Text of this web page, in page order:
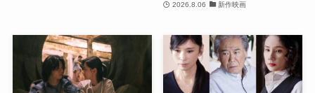
2026.8.06 新作映画